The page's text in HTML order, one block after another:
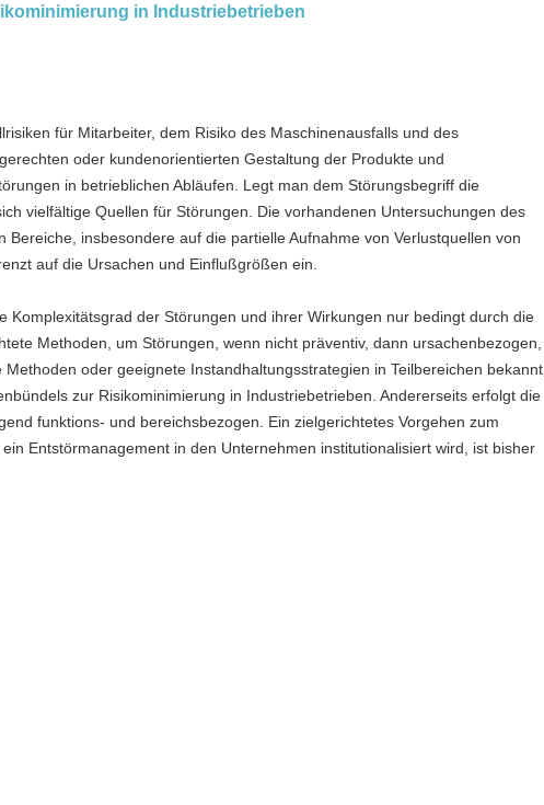
in Industriebetrieben
für Mitarbeiter, dem Risiko des Maschinenausfalls und des
oder kundenorientierten Gestaltung der Produkte und
in betrieblichen Abläufen. Legt man dem Störungsbegriff die
vielfältige Quellen für Störungen. Die vorhandenen Untersuchungen des
insbesondere auf die partielle Aufnahme von Verlustquellen von
auf die Ursachen und Einflußgrößen ein.
der Störungen und ihrer Wirkungen nur bedingt durch die
Methoden, um Störungen, wenn nicht präventiv, dann ursachenbezogen,
oder geeignete Instandhaltungsstrategien in Teilbereichen bekannt,
zur Risikominimierung in Industriebetrieben. Andererseits erfolgt die
funktions- und bereichsbezogen. Ein zielgerichtetes Vorgehen zum
Entstörmanagement in den Unternehmen institutionalisiert wird, ist bisher